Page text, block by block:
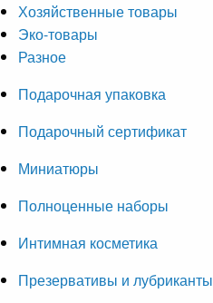
Хозяйственные товары
Эко-товары
Разное
Подарочная упаковка
Подарочный сертификат
Миниатюры
Полноценные наборы
Интимная косметика
Презервативы и лубриканты